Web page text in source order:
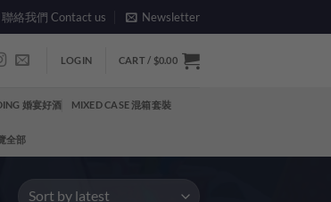
聯絡我們 Contact us Newsletter
LOGIN CART / $0.00
婚宴好酒 MIXED CASE 混箱套裝
全部